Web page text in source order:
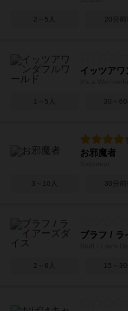
2～5人 20分前
イッツア
1～5人 30～60
お邪魔者
3～10人 30分前
ブラフ / ラ
2～6人 15～30